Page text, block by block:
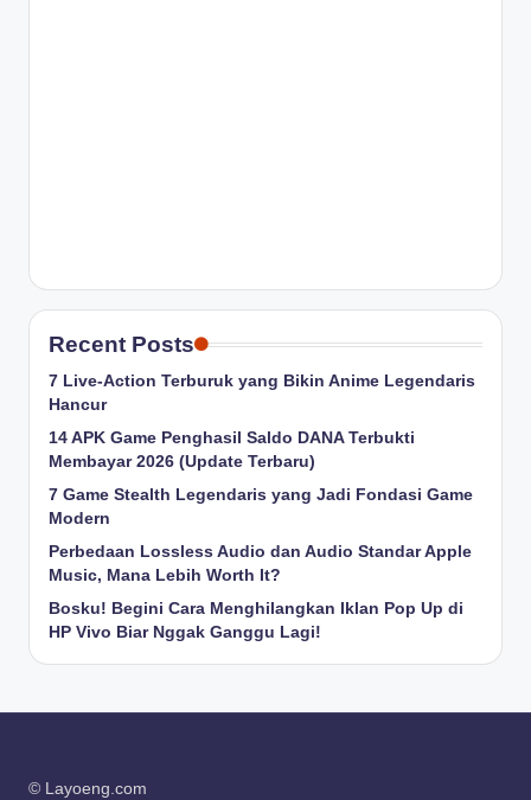
Recent Posts
7 Live-Action Terburuk yang Bikin Anime Legendaris
Hancur
14 APK Game Penghasil Saldo DANA Terbukti
Membayar 2026 (Update Terbaru)
7 Game Stealth Legendaris yang Jadi Fondasi Game
Modern
Perbedaan Lossless Audio dan Audio Standar Apple
Music, Mana Lebih Worth It?
Bosku! Begini Cara Menghilangkan Iklan Pop Up di
HP Vivo Biar Nggak Ganggu Lagi!
© Layoeng.com